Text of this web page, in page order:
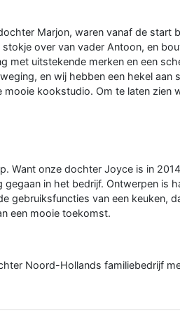
Marjon, waren vanaf de start
over van vader Antoon, en
met uitstekende merken en een
en wij hebben een hekel aan
mooie kookstudio. Om te laten zien
Want onze dochter Joyce is in
gegaan in het bedrijf. Ontwerpen is
gebruiksfuncties van een keuken,
een mooie toekomst.
Noord-Hollands familiebedrijf